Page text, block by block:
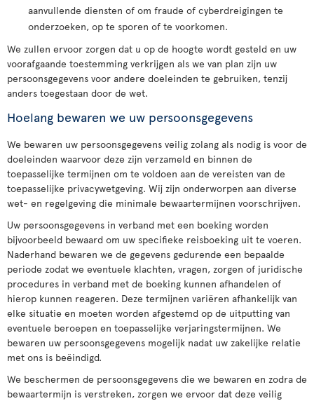
aanvullende diensten of om fraude of cyberdreigingen te
onderzoeken, op te sporen of te voorkomen.
We zullen ervoor zorgen dat u op de hoogte wordt gesteld en uw
voorafgaande toestemming verkrijgen als we van plan zijn uw
persoonsgegevens voor andere doeleinden te gebruiken, tenzij
anders toegestaan door de wet.
Hoelang bewaren we uw persoonsgegevens
We bewaren uw persoonsgegevens veilig zolang als nodig is voor de
doeleinden waarvoor deze zijn verzameld en binnen de
toepasselijke termijnen om te voldoen aan de vereisten van de
toepasselijke privacywetgeving. Wij zijn onderworpen aan diverse
wet- en regelgeving die minimale bewaartermijnen voorschrijven.
Uw persoonsgegevens in verband met een boeking worden
bijvoorbeeld bewaard om uw specifieke reisboeking uit te voeren.
Naderhand bewaren we de gegevens gedurende een bepaalde
periode zodat we eventuele klachten, vragen, zorgen of juridische
procedures in verband met de boeking kunnen afhandelen of
hierop kunnen reageren. Deze termijnen variëren afhankelijk van
elke situatie en moeten worden afgestemd op de uitputting van
eventuele beroepen en toepasselijke verjaringstermijnen. We
bewaren uw persoonsgegevens mogelijk nadat uw zakelijke relatie
met ons is beëindigd.
We beschermen de persoonsgegevens die we bewaren en zodra de
bewaartermijn is verstreken, zorgen we ervoor dat deze veilig